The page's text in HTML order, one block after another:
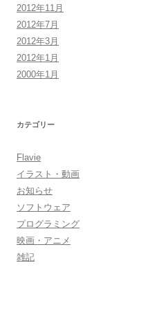
2012年11月
2012年7月
2012年3月
2012年1月
2000年1月
カテゴリー
Flavie
イラスト・動画
お知らせ
ソフトウェア
プログラミング
映画・アニメ
雑記